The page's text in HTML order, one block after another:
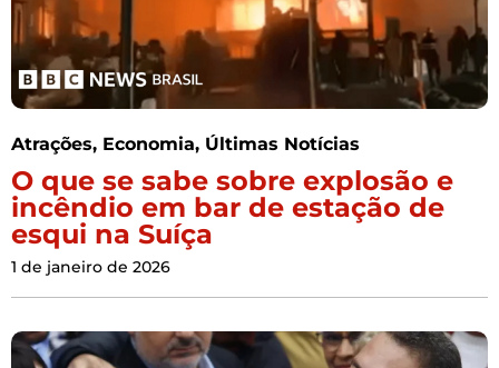
Atrações, Economia, Últimas Notícias
O que se sabe sobre explosão e
incêndio em bar de estação de
esqui na Suíça
1 de janeiro de 2026